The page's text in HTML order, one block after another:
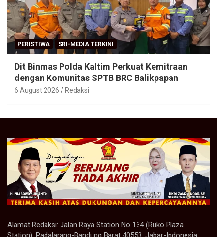
PERISTIWA SRI-MEDIA TERKINI
Dit Binmas Polda Kaltim Perkuat Kemitraan
dengan Komunitas SPTB BRC Balikpapan
6 August 2026 Redaksi
Alamat Redaksi: Jalan Raya Station No 134 (Ruko Plaza
Station), Padalarang-Bandung Barat 40553, Jabar-Indonesia.